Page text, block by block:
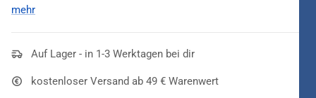
Möglichkeit hat, gleichzwei Pistolen auf einmal
aus Kunstleder. Bei ihm gehen Funktionalität und Design Hand
mehr
Auf Lager - in 1-3 Werktagen bei dir
kostenloser Versand ab 49 € Warenwert